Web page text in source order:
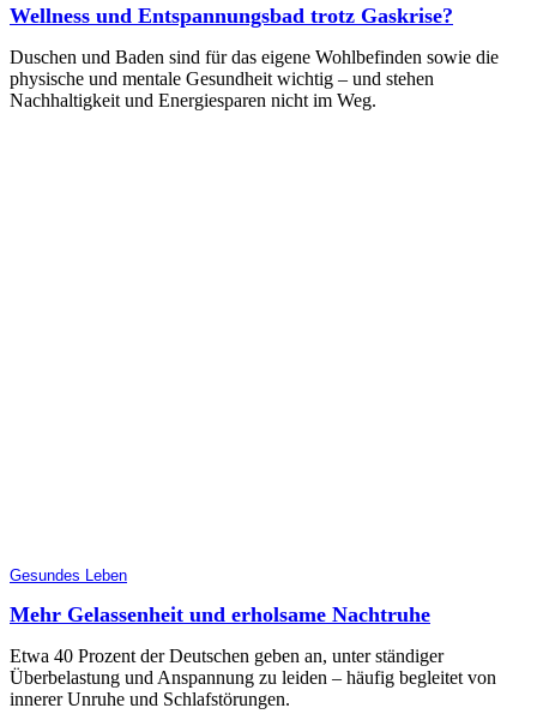
Wellness und Entspannungsbad trotz Gaskrise?
Duschen und Baden sind für das eigene Wohlbefinden sowie die
physische und mentale Gesundheit wichtig – und stehen
Nachhaltigkeit und Energiesparen nicht im Weg.
Gesundes Leben
Mehr Gelassenheit und erholsame Nachtruhe
Etwa 40 Prozent der Deutschen geben an, unter ständiger
Überbelastung und Anspannung zu leiden – häufig begleitet von
innerer Unruhe und Schlafstörungen.